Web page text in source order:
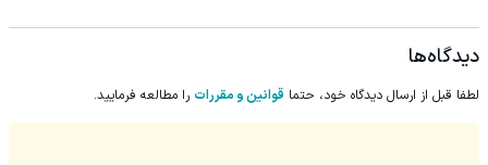
دیدگاه‌ها
لطفا قبل از ارسال دیدگاه خود، حتما قوانین و مقررات را مطالعه فرمایید.